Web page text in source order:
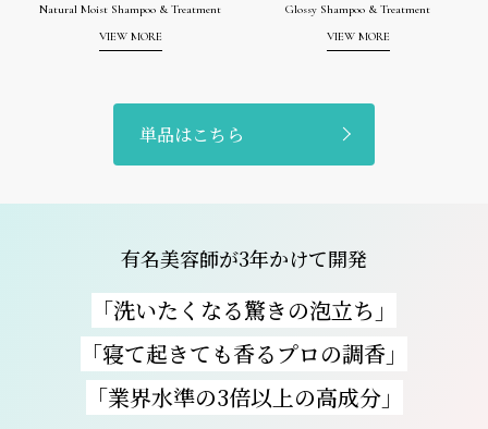
Natural Moist Shampoo & Treatment
VIEW MORE
Glossy Shampoo & Treatment
VIEW MORE
単品はこちら
有名美容師が3年かけて開発
「洗いたくなる驚きの泡立ち」
「寝て起きても香るプロの調香」
「業界水準の3倍以上の高成分」